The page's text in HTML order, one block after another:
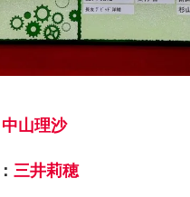
中山理沙
三井莉穂